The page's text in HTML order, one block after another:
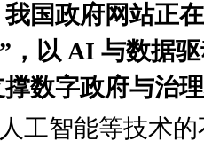
我国政府网站正
，以 AI 与数据
数字政府与治
智能等技术的